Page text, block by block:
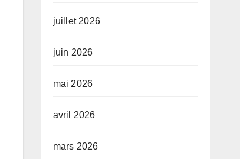
juillet 2026
juin 2026
mai 2026
avril 2026
mars 2026